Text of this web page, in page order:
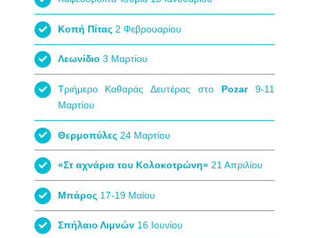
Κοπή Πίτας2 Φεβρουαρίου
Λεωνίδιο 3 Μαρτίου
Τριήμερο Καθαράς Δευτέρας στο Pozar9-11
Μαρτίου
Θερμοπύλες24 Μαρτίου
«Στ αχνάρια του Κολοκοτρώνη»21 Απριλίου
Μπάρος17-19 Μαίου
Σπήλαιο Λιμνών16 Ιουνίου